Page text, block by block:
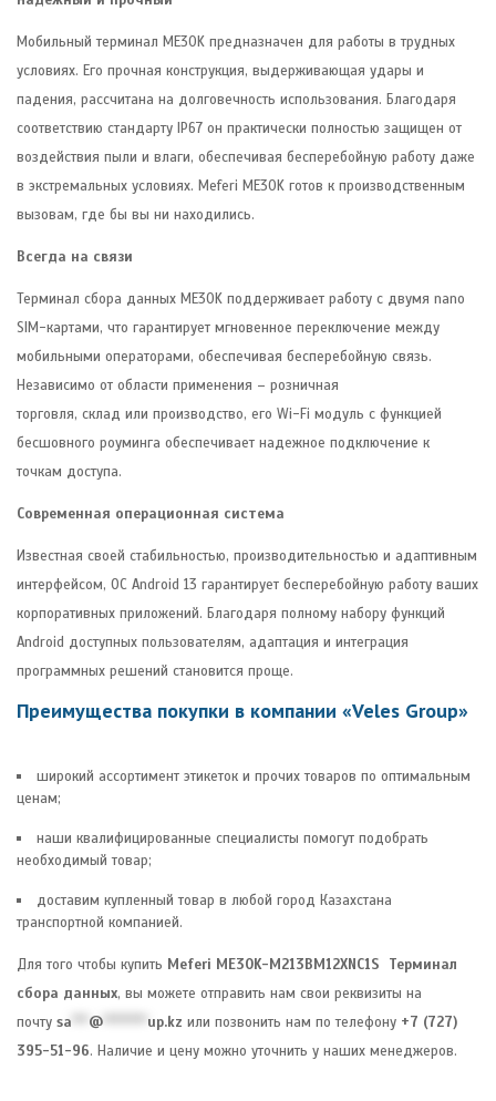
Мобильный терминал ME30K предназначен для работы в трудных
условиях. Его прочная конструкция, выдерживающая удары и
падения, рассчитана на долговечность использования. Благодаря
соответствию стандарту IP67 он практически полностью защищен от
воздействия пыли и влаги, обеспечивая бесперебойную работу даже
в экстремальных условиях. Meferi ME30K готов к производственным
вызовам, где бы вы ни находились.
Всегда на связи
Терминал сбора данных ME30K поддерживает работу с двумя nano
SIM-картами, что гарантирует мгновенное переключение между
мобильными операторами, обеспечивая бесперебойную связь.
Независимо от области применения – розничная
торговля, склад или производство, его Wi-Fi модуль с функцией
бесшовного роуминга обеспечивает надежное подключение к
точкам доступа.
Современная операционная система
Известная своей стабильностью, производительностью и адаптивным
интерфейсом, ОС Android 13 гарантирует бесперебойную работу ваших
корпоративных приложений. Благодаря полному набору функций
Android доступных пользователям, адаптация и интеграция
программных решений становится проще.
Преимущества покупки в компании «Veles Group»
широкий ассортимент этикеток и прочих товаров по оптимальным
ценам;
наши квалифицированные специалисты помогут подобрать
необходимый товар;
доставим купленный товар в любой город Казахстана
транспортной компанией.
Для того чтобы купить Meferi ME30K-M213BM12XNC1S Терминал
сбора данных, вы можете отправить нам свои реквизиты на
почту sa @ ******** up.kz или позвонить нам по телефону +7 (727)
395-51-96. Наличие и цену можно уточнить у наших менеджеров.